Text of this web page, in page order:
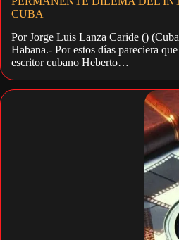
CUBA
Por Jorge Luis Lanza Caride ()
Habana.- Por estos días pareciera
escritor cubano Heberto…